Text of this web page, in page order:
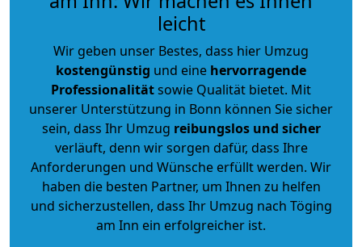
leicht
Wir geben unser Bestes, dass hier Umzug
kostengünstig und eine hervorragende
Professionalitätsowie Qualität bietet. Mit
unserer Unterstützung in Bonn können Sie sicher
sein, dass Ihr Umzug reibungslos und sicher
verläuft, denn wir sorgen dafür, dass Ihre
Anforderungen und Wünsche erfüllt werden. Wir
haben die besten Partner, um Ihnen zu helfen
und sicherzustellen, dass Ihr Umzug nach Töging
am Inn ein erfolgreicher ist.